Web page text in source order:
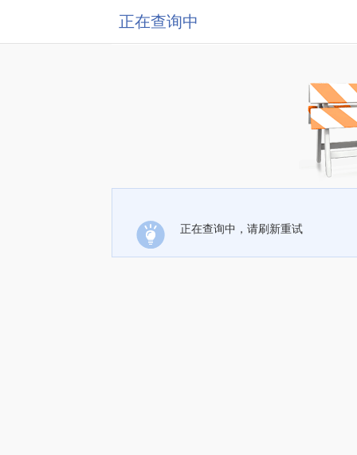
正在查询中
正在查询中，请刷新重试